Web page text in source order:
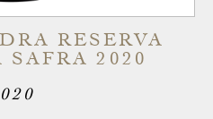
RESERVA
2020